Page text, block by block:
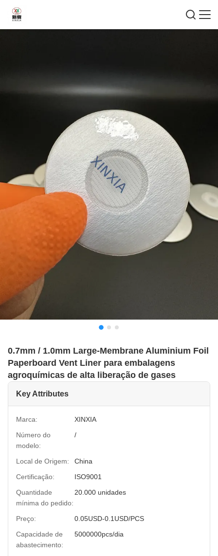
0.7mm / 1.0mm Large-Membrane Aluminium Foil
Paperboard Vent Liner para embalagens
agroquímicas de alta liberação de gases
Key Attributes
Marca:
XINXIA
Número do
modelo:
/
Local de Origem:
China
Certificação:
ISO9001
Quantidade
mínima do pedido:
20.000 unidades
Preço:
0.05USD-0.1USD/PCS
Capacidade de
abastecimento:
5000000pcs/dia